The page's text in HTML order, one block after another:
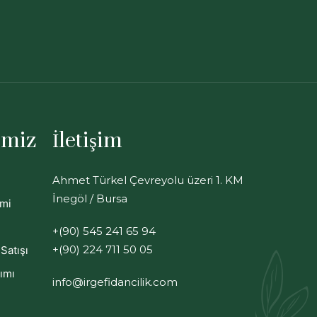
İletişim
Ahmet Türkel Çevreyolu üzeri 1. KM
İnegöl / Bursa
+(90) 545 241 65 94
+(90) 224 711 50 05
info@irgefidancilik.com